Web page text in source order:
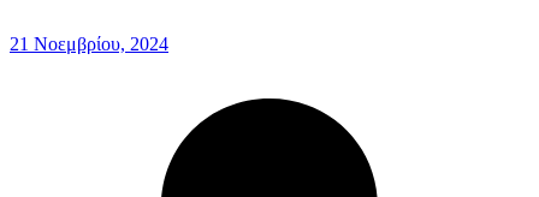
21 Νοεμβρίου, 2024